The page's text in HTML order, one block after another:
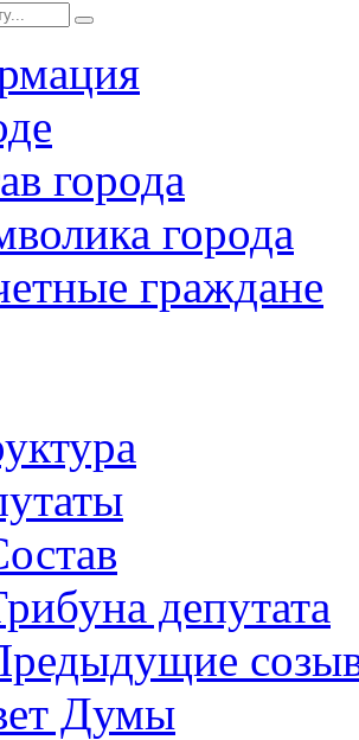
города
города
граждане
депутата
Думы